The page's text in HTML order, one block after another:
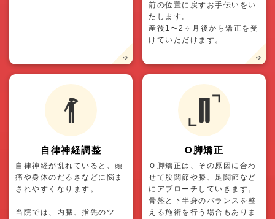
前の位置に戻すお手伝いをい
たします。
産後1〜2ヶ月後から矯正を受
けていただけます。
自律神経調整
自律神経が乱れていると、頭
痛や身体のだるさなどに悩ま
されやすくなります。
当院では、内臓、指先のツ
O脚矯正
Ｏ脚矯正は、その原因に合わ
せて股関節や膝、足関節など
にアプローチしていきます。
骨盤と下半身のバランスを整
える施術を行う場合もありま